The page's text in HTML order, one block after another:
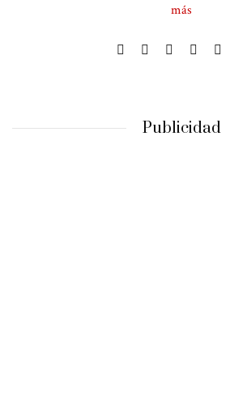
más
Publicidad